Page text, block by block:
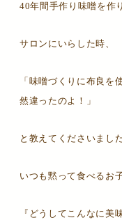
40年間手作り味噌を作
サロンにいらした時、
「味噌づくりに布良を
然違ったのよ！」
と教えてくださいました
いつも黙って食べるお
『どうしてこんなに美